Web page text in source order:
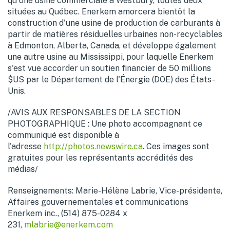
situées au Québec. Enerkem amorcera bientôt la
construction d'une usine de production de carburants à
partir de matières résiduelles urbaines non-recyclables
à Edmonton, Alberta, Canada, et développe également
une autre usine au Mississippi, pour laquelle Enerkem
s'est vue accorder un soutien financier de 50 millions
$US par le Département de l'Énergie (DOE) des États-
Unis.
/AVIS AUX RESPONSABLES DE LA SECTION
PHOTOGRAPHIQUE : Une photo accompagnant ce
communiqué est disponible à
l'adresse http://photos.newswire.ca. Ces images sont
gratuites pour les représentants accrédités des
médias/
Renseignements: Marie-Hélène Labrie, Vice-présidente,
Affaires gouvernementales et communications
Enerkem inc., (514) 875-0284 x
231, mlabrie@enerkem.com